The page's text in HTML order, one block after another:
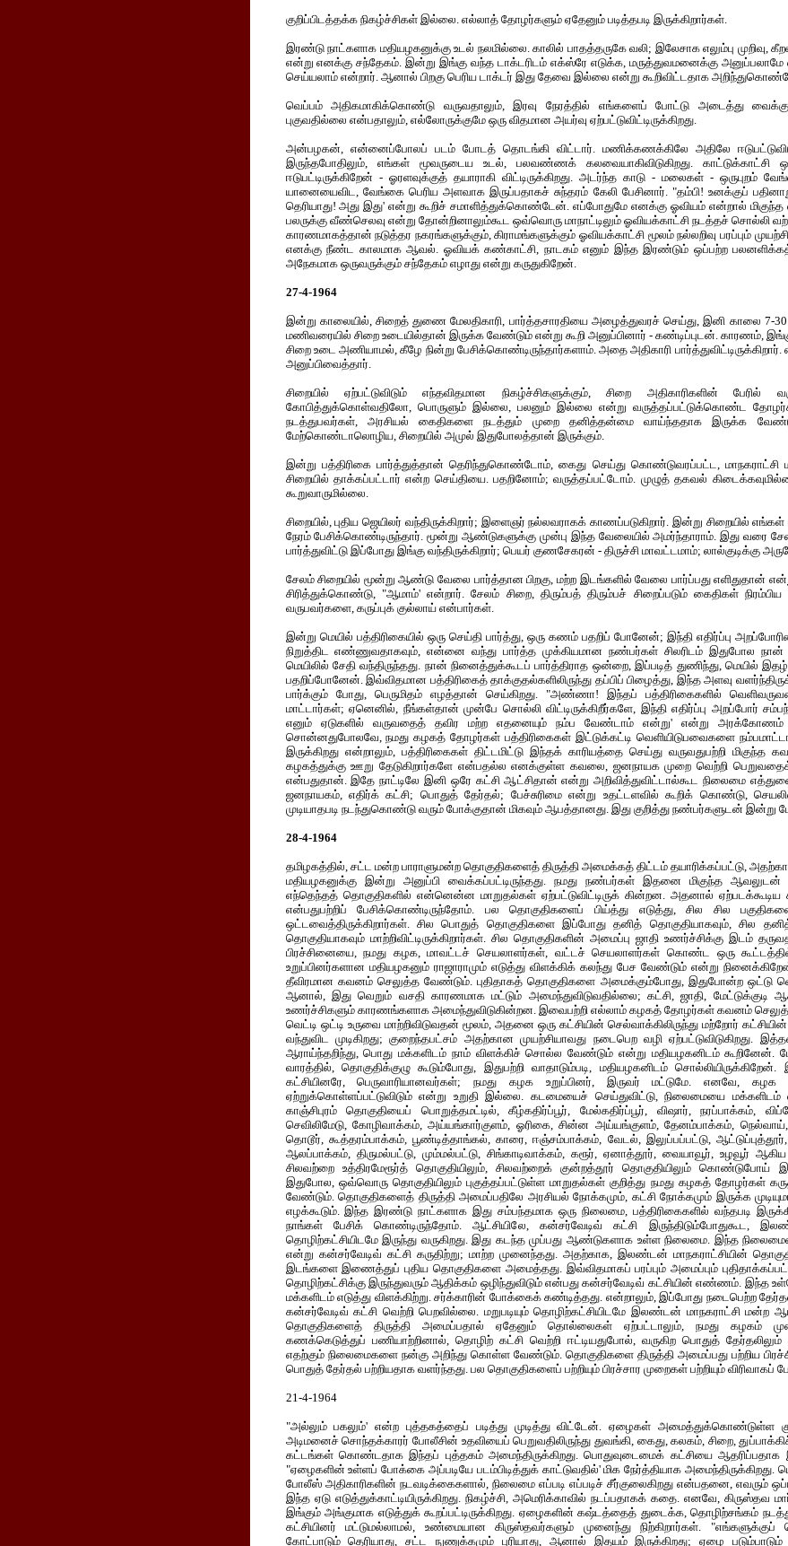
குறிப்பிடத்தக்க நிகழ்ச்சிகள் இல்லை. எல்லாத் தோழர்களும் ஏதேனும் படித்தபடி இருக்கிறார்கள்.
இரண்டு நாட்களாக மதியழகனுக்கு உடல் நலமில்லை. காலில் பாதத்தருகே வலி; இலேசாக எலும்பு முறிவு,
என்று எனக்கு சந்தேகம். இன்று இங்கு வந்த டாக்டரிடம் எக்ஸ்ரே எடுக்க, மருத்துவமனைக்கு
செய்யலாம் என்றார். ஆனால் பிறகு பெரிய டாக்டர் இது தேவை இல்லை என்று கூறிவிட்டதாக
வெப்பம் அதிகமாகிக்கொண்டு வருவதாலும், இரவு நேரத்தில் எங்களைப் போட்டு அடைத்து
புகுவதில்லை என்பதாலும், எல்லோருக்குமே ஒரு விதமான அயர்வு ஏற்பட்டுவிட்டிருக்கிறது.
அன்பழகன், என்னைப்போலப் படம் போடத் தொடங்கி விட்டார். மணிக்கணக்கிலே அதிலே
இருந்தபோதிலும், எங்கள் மூவருடைய உடல், பலவண்ணக் கலவையாகிவிடுகிறது. காட்டுக்காட்சி
ஈடுபட்டிருக்கிறேன் - ஓரளவுக்குத் தயாராகி விட்டிருக்கிறது. அடர்ந்த காடு - மலைகள் - ஒருபுறம்
யானையைவிட, வேங்கை பெரிய அளவாக இருப்பதாகச் சுந்தரம் கேலி பேசினார். "தம்பி! உனக்குப்
தெரியாது! அது இது' என்று கூறிச் சமாளித்துக்கொண்டேன். எப்போதுமே எனக்கு ஓவியம் என்றால் மிகுந்த
பலருக்கு வீண்செலவு என்று தோன்றினாலும்கூட ஒவ்வொரு மாநாட்டிலும் ஓவியக்காட்சி நடத்தச் சொல்லி
காரணமாகத்தான் நடுத்தர நகரங்களுக்கும், கிராமங்களுக்கும் ஓவியக்காட்சி மூலம் நல்லறிவு பரப்பும்
எனக்கு நீண்ட காலமாக ஆவல். ஓவியக் கண்காட்சி, நாடகம் எனும் இந்த இரண்டும் ஒப்பற்ற
அநேகமாக ஒருவருக்கும் சந்தேகம் எழாது என்று கருதுகிறேன்.
27-4-1964
இன்று காலையில், சிறைத் துணை மேலதிகாரி, பார்த்தசாரதியை அழைத்துவரச் செய்து, இனி காலை 7-30
மணிவரையில் சிறை உடையில்தான் இருக்க வேண்டும் என்று கூறி அனுப்பினார் - கண்டிப்புடன். காரணம்,
சிறை உடை அணியாமல், கீழே நின்று பேசிக்கொண்டிருந்தார்களாம். அதை அதிகாரி
அனுப்பிவைத்தார்.
சிறையில் ஏற்பட்டுவிடும் எந்தவிதமான நிகழ்ச்சிகளுக்கும், சிறை அதிகாரிகளின் பேரில்
கோபித்துக்கொள்வதிலோ, பொருளும் இல்லை, பலனும் இல்லை என்று வருத்தப்பட்டுக்கொண்ட
நடத்துபவர்கள், அரசியல் கைதிகளை நடத்தும் முறை தனித்தன்மை வாய்ந்ததாக இருக்க
மேற்கொண்டாலொழிய, சிறையில் அமுல் இதுபோலத்தான் இருக்கும்.
இன்று பத்திரிகை பார்த்துத்தான் தெரிந்துகொண்டோம், கைது செய்து கொண்டுவரப்பட்ட, மாநகராட்சி
சிறையில் தாக்கப்பட்டார் என்ற செய்தியை. பதறினோம்; வருத்தப்பட்டோம். முழுத் தகவல்
கூறுவாருமில்லை.
சிறையில், புதிய ஜெயிலர் வந்திருக்கிறார்; இளைஞர் நல்லவராகக் காணப்படுகிறார். இன்று சிறையில் எங்கள்
நேரம் பேசிக்கொண்டிருந்தார். மூன்று ஆண்டுகளுக்கு முன்பு இந்த வேலையில் அமர்ந்தாராம். இது வரை
பார்த்துவிட்டு இப்போது இங்கு வந்திருக்கிறார்; பெயர் குணசேகரன் - திருச்சி மாவட்டமாம்; லால்குடிக்கு
சேலம் சிறையில் மூன்று ஆண்டு வேலை பார்த்தான பிறகு, மற்ற இடங்களில் வேலை பார்ப்பது எளிதுதான்
சிரித்துக்கொண்டு, "ஆமாம்' என்றார். சேலம் சிறை, திரும்பத் திரும்பச் சிறைப்படும் கைதிகள்
வருபவர்களை, கருப்புக் குல்லாய் என்பார்கள்.
இன்று மெயில் பத்திரிகையில் ஒரு செய்தி பார்த்து, ஒரு கணம் பதறிப் போனேன்; இந்தி எதிர்ப்பு
நிறுத்திட எண்ணுவதாகவும், என்னை வந்து பார்த்த முக்கியமான நண்பர்கள் சிலரிடம் இதுபோல நான்
மெயிலில் சேதி வந்திருந்தது. நான் நினைத்துக்கூடப் பார்த்திராத ஒன்றை, இப்படித் துணிந்து, மெயில்
பதறிப்போனேன். இவ்விதமான பத்திரிகைத் தாக்குதல்களிலிருந்து தப்பிப் பிழைத்து, இந்த அளவு
பார்க்கும் போது, பெருமிதம் எழத்தான் செய்கிறது. "அண்ணா! இந்தப் பத்திரிகைகளில்
மாட்டார்கள்; ஏனெனில், நீங்கள்தான் முன்பே சொல்லி விட்டிருக்கிறீர்களே, இந்தி எதிர்ப்பு அறப்போர்
எனும் ஏடுகளில் வருவதைத் தவிர மற்ற எதனையும் நம்ப வேண்டாம் என்று' என்று அரக்கோணம்
சொன்னதுபோலவே, நமது கழகத் தோழர்கள் பத்திரிகைகள் இட்டுக்கட்டி வெளியிடுபவைகளை
இருக்கிறது என்றாலும், பத்திரிகைகள் திட்டமிட்டு இந்தக் காரியத்தை செய்து வருவதுபற்றி மிகுந்த
கழகத்துக்கு ஊறு தேடுகிறார்களே என்பதல்ல எனக்குள்ள கவலை, ஜனநாயக முறை வெற்றி பெறுவதைக்
என்பதுதான். இதே நாட்டிலே இனி ஒரே கட்சி ஆட்சிதான் என்று அறிவித்துவிட்டால்கூட நிலைமை
ஜனநாயகம், எதிர்க் கட்சி; பொதுத் தேர்தல்; பேச்சுரிமை என்று உதட்டளவில் கூறிக் கொண்டு,
முடியாதபடி நடந்துகொண்டு வரும் போக்குதான் மிகவும் ஆபத்தானது. இது குறித்து நண்பர்களுடன் இன்று
28-4-1964
தமிழகத்தில், சட்ட மன்ற பாராளுமன்ற தொகுதிகளைத் திருத்தி அமைக்கத் திட்டம் தயாரிக்கப்பட்டு, அதற்கான
மதியழகனுக்கு இன்று அனுப்பி வைக்கப்பட்டிருந்தது. நமது நண்பர்கள் இதனை மிகுந்த ஆவலுடன்
எந்தெந்தத் தொகுதிகளில் என்னென்ன மாறுதல்கள் ஏற்பட்டுவிட்டிருக் கின்றன. அதனால்
என்பதுபற்றிப் பேசிக்கொண்டிருந்தோம். பல தொகுதிகளைப் பிய்த்து எடுத்து, சில சில
ஒட்டவைத்திருக்கிறார்கள். சில பொதுத் தொகுதிகளை இப்போது தனித் தொகுதியாகவும், சில
தொகுதியாகவும் மாற்றிவிட்டிருக்கிறார்கள். சில தொகுதிகளின் அமைப்பு ஜாதி உணர்ச்சிக்கு இடம்
பிரச்சினையை, நமது கழக, மாவட்டச் செயலாளர்கள், வட்டச் செயலாளர்கள் கொண்ட ஒரு
உறுப்பினர்களான மதியழகனும் ராஜாராமும் எடுத்து விளக்கிக் கலந்து பேச வேண்டும் என்று
தீவிரமான கவனம் செலுத்த வேண்டும். புதிதாகத் தொகுதிகளை அமைக்கும்போது, இதுபோன்ற ஒட்டு
ஆனால், இது வெறும் வசதி காரணமாக மட்டும் அமைந்துவிடுவதில்லை; கட்சி, ஜாதி, மேட்டுக்குடி
உணர்ச்சிகளும் காரணங்களாக அமைந்துவிடுகின்றன. இவைபற்றி எல்லாம் கழகத் தோழர்கள் கவனம்
வெட்டி ஒட்டி உருவை மாற்றிவிடுவதன் மூலம், அதனை ஒரு கட்சியின் செல்வாக்கிலிருந்து மற்றோர்
வந்துவிட முடிகிறது; குறைந்தபட்சம் அதற்கான முயற்சியாவது நடைபெற வழி ஏற்பட்டுவிடுகிறது.
ஆராய்ந்தறிந்து, பொது மக்களிடம் நாம் விளக்கிச் சொல்ல வேண்டும் என்று மதியழகனிடம் கூறினேன்.
வாரத்தில், தொகுதிக்குழு கூடும்போது, இதுபற்றி வாதாடும்படி, மதியழகனிடம்
கட்சியினரே, பெருவாரியானவர்கள்; நமது கழக உறுப்பினர், இருவர் மட்டுமே. எனவே, கழக
ஏற்றுக்கொள்ளப்பட்டுவிடும் என்று உறுதி இல்லை. கடமையைச் செய்துவிட்டு, நிலைமையை மக்களிடம்
காஞ்சிபுரம் தொகுதியைப் பொறுத்தமட்டில், கீழ்கதிர்ப்பூர், மேல்கதிர்ப்பூர், விஷார், நரப்பாக்கம்,
செவிலிமேடு, கோழிவாக்கம், அய்யங்கார்குளம், ஓரிகை, சின்ன அய்யங்குளம், தேனம்பாக்கம்,
தொடூர், கூத்தரம்பாக்கம், பூண்டித்தாங்கல், காரை, ஈஞ்சம்பாக்கம், வேடல், இலுப்பப்பட்டு,
ஆலப்பாக்கம், திருமல்பட்டு, மும்மல்பட்டு, சிங்காடிவாக்கம், கரூர், ஏனாத்தூர், வையாவூர், உழவூர்
சிலவற்றை உத்திரமேரூர்த் தொகுதியிலும், சிலவற்றைக் குன்றத்தூர் தொகுதியிலும் கொண்டுபோய்
இதுபோல, ஒவ்வொரு தொகுதியிலும் புகுத்தப்பட்டுள்ள மாறுதல்கள் குறித்து நமது கழகத் தோழர்கள்
வேண்டும். தொகுதிகளைத் திருத்தி அமைப்பதிலே அரசியல் நோக்கமும், கட்சி நோக்கமும் இருக்க முடியுமா
எழக்கூடும். இந்த இரண்டு நாட்களாக இது சம்பந்தமாக ஒரு நிலைமை, பத்திரிகைகளில் வந்தபடி
நாங்கள் பேசிக் கொண்டிருந்தோம். ஆட்சியிலே, கன்சர்வேடிவ் கட்சி இருந்திடும்போதுகூட,
தொழிற்கட்சியிடமே இருந்து வருகிறது. இது கடந்த முப்பது ஆண்டுகளாக உள்ள நிலைமை. இந்த
என்று கன்சர்வேடிவ் கட்சி கருதிற்று; மாற்ற முனைந்தது. அதற்காக, இலண்டன் மாநகராட்சியின்
இடங்களை இணைத்துப் புதிய தொகுதிகளை அமைத்தது. இவ்விதமாகப் பரப்பும் அமைப்பும்
தொழிற்கட்சிக்கு இருந்துவரும் ஆதிக்கம் ஒழிந்துவிடும் என்பது கன்சர்வேடிவ் கட்சியின் எண்ணம். இந்த
மக்களிடம் எடுத்து விளக்கிற்று. சர்க்காரின் போக்கைக் கண்டித்தது. என்றாலும், இப்போது நடைபெற்ற
கன்சர்வேடிவ் கட்சி வெற்றி பெறவில்லை. மறுபடியும் தொழிற்கட்சியிடமே இலண்டன் மாநகராட்சி மன்ற
தொகுதிகளைத் திருத்தி அமைப்பதால் ஏதேனும் தொல்லைகள் ஏற்பட்டாலும், நமது கழகம்
கணக்கெடுத்துப் பணியாற்றினால், தொழிற் கட்சி வெற்றி ஈட்டியதுபோல், வருகிற பொதுத் தேர்தலிலும்
எதற்கும் நிலைமைகளை நன்கு அறிந்து கொள்ள வேண்டும். தொகுதிகளை திருத்தி அமைப்பது பற்றிய
பொதுத் தேர்தல் பற்றியதாக வளர்ந்தது. பல தொகுதிகளைப் பற்றியும் பிரச்சார முறைகள் பற்றியும்
21-4-1964
"அல்லும் பகலும்' என்ற புத்தகத்தைப் படித்து முடித்து விட்டேன். ஏழைகள் அமைத்துக்கொண்டுள்ள
அடிமனைச் சொந்தக்காரர் போலீசின் உதவியைப் பெறுவதிலிருந்து துவங்கி, கைது, கலகம், சிறை,
கட்டங்கள் கொண்டதாக இந்தப் புத்தகம் அமைந்திருக்கிறது. பொதுவுடைமைக் கட்சியை ஆதரிப்பதாக
"ஏழைகளின் உள்ளப் போக்கை அப்படியே படம்பிடித்துக் காட்டுவதில்' மிக நேர்த்தியாக
போலீஸ் அதிகாரிகளின் நடவடிக்கைகளால், நிலைமை எப்படி எப்படிச் சீர்குலைகிறது என்பதனை, எவரும்
இந்த ஏடு எடுத்துக்காட்டியிருக்கிறது. நிகழ்ச்சி, அமெரிக்காவில் நடப்பதாகக் கதை. எனவே, கிருஸ்தவ
இங்கும் அங்குமாக எடுத்துக் கூறப்பட்டிருக்கிறது. ஏழைகளின் கஷ்டத்தைத் துடைக்க, தொழிற்சங்கம்
கட்சியினர் மட்டுமல்லாமல், உண்மையான கிருஸ்தவர்களும் முனைந்து நிற்கிறார்கள். "எங்களுக்குப்
கோட்பாடும் தெரியாது, சட்ட நுணுக்கமும் புரியாது, ஆனால் இதயம் இருக்கிறது; ஏழை படும்பாடும்